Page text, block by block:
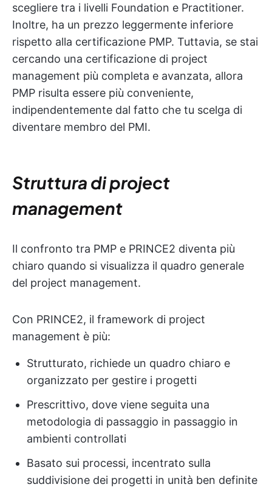
scegliere tra i livelli Foundation e Practitioner.
Inoltre, ha un prezzo leggermente inferiore
rispetto alla certificazione PMP. Tuttavia, se stai
cercando una certificazione di project
management più completa e avanzata, allora
PMP risulta essere più conveniente,
indipendentemente dal fatto che tu scelga di
diventare membro del PMI.
Struttura di project
management
Il confronto tra PMP e PRINCE2 diventa più
chiaro quando si visualizza il quadro generale
del project management.
Con PRINCE2, il framework di project
management è più:
Strutturato, richiede un quadro chiaro e
organizzato per gestire i progetti
Prescrittivo, dove viene seguita una
metodologia di passaggio in passaggio in
ambienti controllati
Basato sui processi, incentrato sulla
suddivisione dei progetti in unità ben definite